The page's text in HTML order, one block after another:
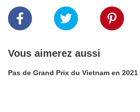
Vous aimerez aussi
Pas de Grand Prix du Vietnam en 2021